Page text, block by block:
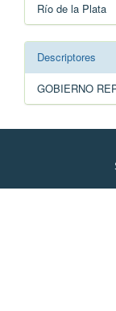
Río de la Plata
Descriptores
GOBIERNO